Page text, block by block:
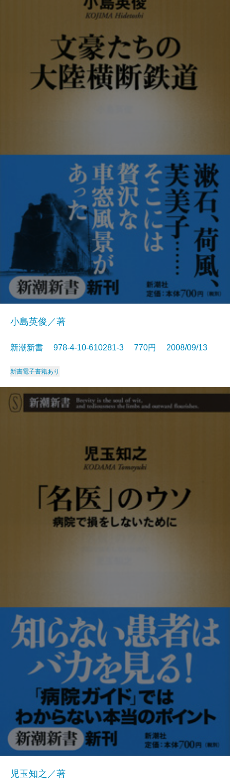
小島英俊／著
新潮新書 978-4-10-610281-3 770円 2008/09/13
新書電子書籍あり
児玉知之／著